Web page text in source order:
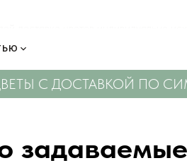
нужной даты доставки.
наш администратор для уточнения
того букета, который наш
С ДОСТАВКОЙ ПО